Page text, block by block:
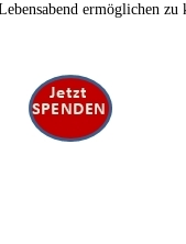
ermöglichen zu